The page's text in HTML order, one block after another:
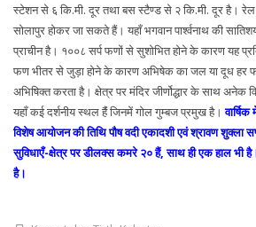
स्टेशन से ६ कि.मी. दूर तथा बस स्टैण्ड से २ कि.मी. दूर है। रेल
सोलापुर होकर जा सकते हैं। यहाँ भगवान पार्श्वनाथ की
प्राचीन है। १००८ सर्प फणों से सुशोभित होने के कारण यह
फण भीतर से जुड़ा होने के कारण अभिषेक का जल या दूध हर
अभिषिक्त करता है। क्षेत्र पर मंदिर जीर्णोद्धार के साथ अनेक
यहाँ कई दर्शनीय स्थल हैंं जिनमें गोल गुम्बज प्रमुख है।
विशेष आयोजन की तिथि पौष वदी एकादशी एवं श्रावण शुक्ला
सुविधाएँ-क्षेत्र पर डीलक्स कमरे २० हैं, साथ ही एक हाल भी
है।